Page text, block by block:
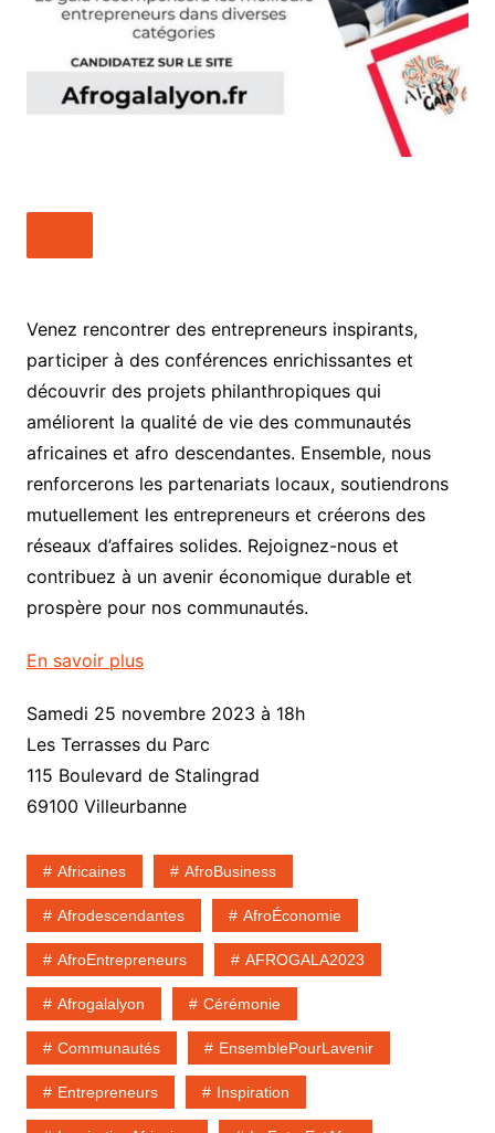
Venez rencontrer des entrepreneurs inspirants,
participer à des conférences enrichissantes et
découvrir des projets philanthropiques qui
améliorent la qualité de vie des communautés
africaines et afro descendantes. Ensemble, nous
renforcerons les partenariats locaux, soutiendrons
mutuellement les entrepreneurs et créerons des
réseaux d’affaires solides. Rejoignez-nous et
contribuez à un avenir économique durable et
prospère pour nos communautés.
En savoir plus
Samedi 25 novembre 2023 à 18h
Les Terrasses du Parc
115 Boulevard de Stalingrad
69100 Villeurbanne
Africaines AfroBusiness
Afrodescendantes AfroÉconomie
AfroEntrepreneurs AFROGALA2023
Afrogalalyon Cérémonie
Communautés EnsemblePourLavenir
Entrepreneurs Inspiration